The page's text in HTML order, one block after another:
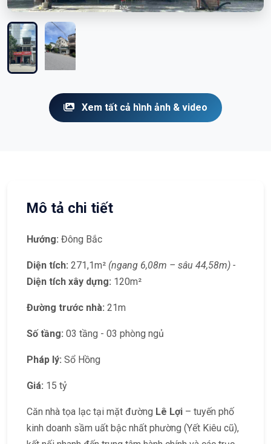
Xem tất cả hình ảnh & video
Mô tả chi tiết
Hướng: Đông Bắc
Diện tích: 271,1m² (ngang 6,08m – sâu 44,58m) -
Diện tích xây dựng: 120m²
Đường trước nhà: 21m
Số tầng: 03 tầng - 03 phòng ngủ
Pháp lý: Sổ Hồng
Giá: 15 tỷ
Căn nhà tọa lạc tại mặt đường Lê Lợi – tuyến phố
kinh doanh sầm uất bậc nhất phường (Yết Kiêu cũ),